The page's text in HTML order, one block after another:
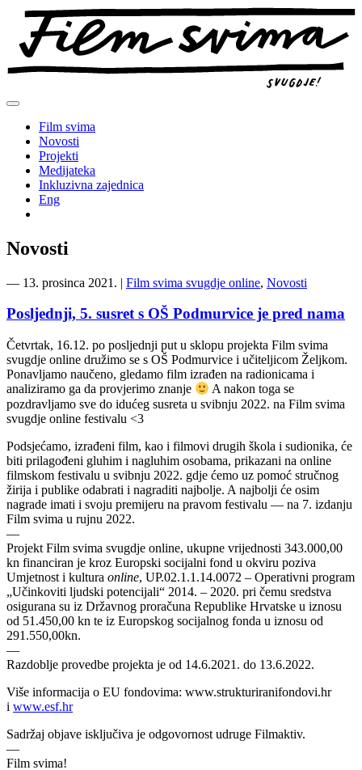
Preskoči
sadržaj
Film svima
Novosti
Projekti
Medijateka
Inkluzivna zajednica
Eng
Novosti
― 13. prosinca 2021. | Film svima svugdje online, Novosti
Posljednji, 5. susret s OŠ Podmurvice je pred nama
Četvrtak, 16.12. po posljednji put u sklopu projekta Film svima
svugdje online družimo se s OŠ Podmurvice i učiteljicom Željkom.
Ponavljamo naučeno, gledamo film izrađen na radionicama i
analiziramo ga da provjerimo znanje
A nakon toga se
pozdravljamo sve do idućeg susreta u svibnju 2022. na Film svima
svugdje online festivalu <3
Podsjećamo, izrađeni film, kao i filmovi drugih škola i sudionika, će
biti prilagođeni gluhim i nagluhim osobama, prikazani na online
filmskom festivalu u svibnju 2022. gdje ćemo uz pomoć stručnog
žirija i publike odabrati i nagraditi najbolje. A najbolji će osim
nagrade imati i svoju premijeru na pravom festivalu — na 7. izdanju
Film svima u rujnu 2022.
—
Projekt Film svima svugdje online, ukupne vrijednosti 343.000,00
kn financiran je kroz Europski socijalni fond u okviru poziva
Umjetnost i kultura online, UP.02.1.1.14.0072 – Operativni program
„Učinkoviti ljudski potencijali“ 2014. – 2020. pri čemu sredstva
osigurana su iz Državnog proračuna Republike Hrvatske u iznosu
od 51.450,00 kn te iz Europskog socijalnog fonda u iznosu od
291.550,00kn.
—
Razdoblje provedbe projekta je od 14.6.2021. do 13.6.2022.
Više informacija o EU fondovima: www.strukturiranifondovi.hr
i www.esf.hr
Sadržaj objave isključiva je odgovornost udruge Filmaktiv.
—
Film svima!